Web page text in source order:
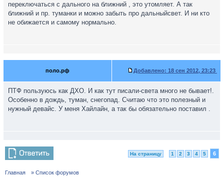
переключаться с дального на ближний , это утомляет. А так
ближний и пр. туманки и можно забыть про дальныйсвет. И ни кто
не обижается и самому нормально.
поло.рф Добавлено: 18 сен 2012, 23:23
ПТФ пользуюсь как ДХО. И как тут писали-света много не бывает!.
Особенно в дождь, туман, снегопад. Считаю что это полезный и
нужный девайс. У меня Хайлайн, а так бы обязательно поставил .
На страницу 1 2 3 4 5 6
Главная
» Список форумов